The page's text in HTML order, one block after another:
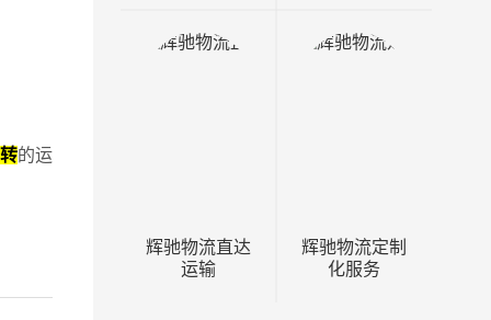
的运
辉驰物流直达
运输
辉驰物流定制
化服务